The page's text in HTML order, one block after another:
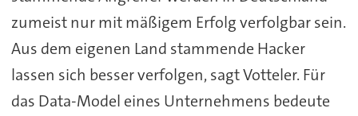
zumeist nur mit mäßigem Erfolg verfolgbar sein.
Aus dem eigenen Land stammende Hacker
lassen sich besser verfolgen, sagt Votteler. Für
das Data-Model eines Unternehmens bedeute